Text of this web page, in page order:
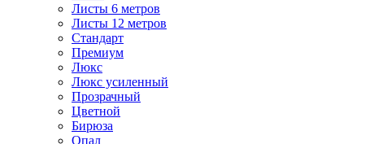
Листы 6 метров
Листы 12 метров
Стандарт
Премиум
Люкс
Люкс усиленный
Прозрачный
Цветной
Бирюза
Опал